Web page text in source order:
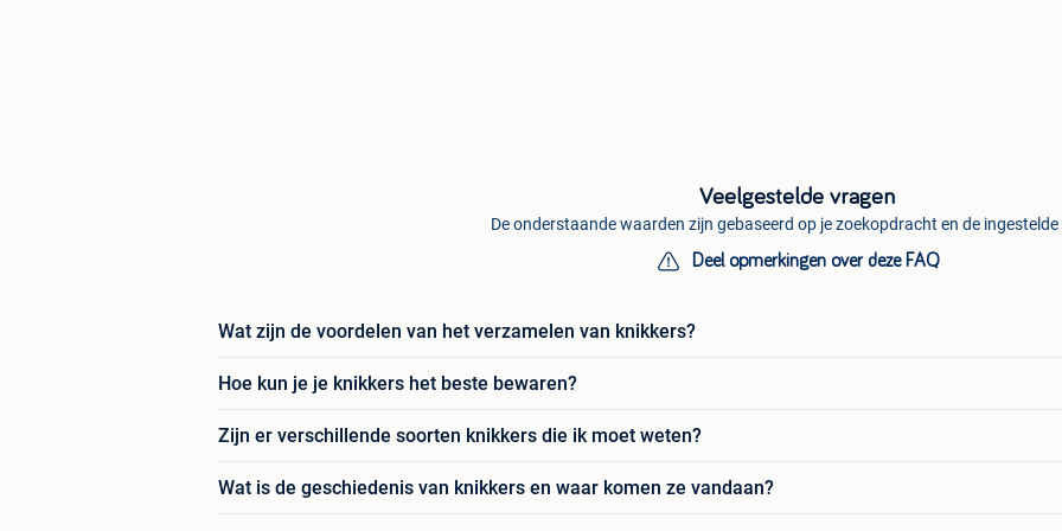
Veelgestelde vragen
De onderstaande waarden zijn gebaseerd op je zoekopdracht en de
Deel opmerkingen over deze FAQ
Wat zijn de voordelen van het verzamelen van knikkers?
Hoe kun je je knikkers het beste bewaren?
Zijn er verschillende soorten knikkers die ik moet weten?
Wat is de geschiedenis van knikkers en waar komen ze vandaan?